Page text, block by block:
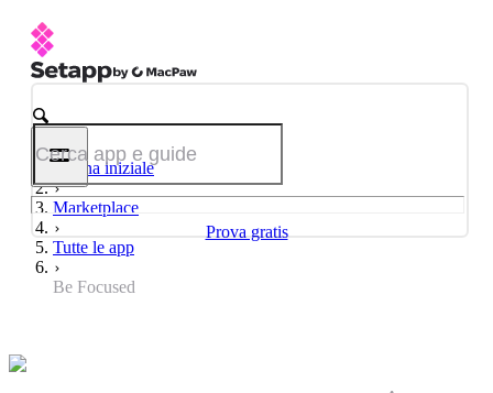
Prova gratis
Pagina iniziale
Marketplace
Tutte le app
Be Focused